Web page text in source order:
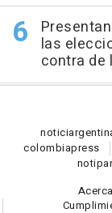
las
contra de
notici
colombiapress
noti